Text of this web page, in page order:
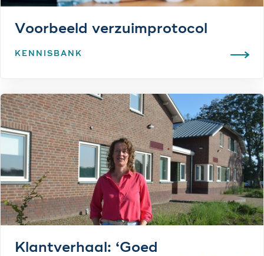
Voorbeeld verzuimprotocol
KENNISBANK
Klantverhaal: ‘Goed